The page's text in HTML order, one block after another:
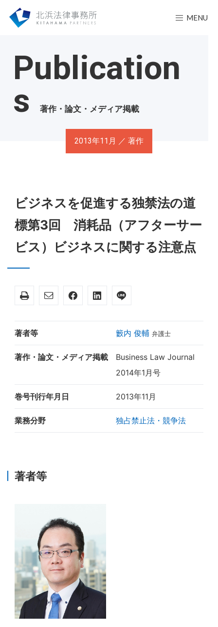
MENU
Publication
s
著作・論文・メディア掲載
2013年11月 ／ 著作
ビジネスを促進する独禁法の道
標第3回 消耗品（アフターサー
ビス）ビジネスに関する注意点
著者等 籔内 俊輔 弁護士
著作・論文・メディア掲載
Business Law Journal
2014年1月号
巻号刊行年月日 2013年11月
業務分野 独占禁止法・競争法
著者等